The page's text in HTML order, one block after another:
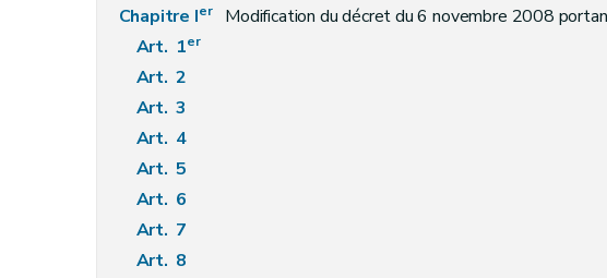
Chapitre Ier
Modification du décret du 6 novembre 2008 portant
Art. 1er
Art. 2
Art. 3
Art. 4
Art. 5
Art. 6
Art. 7
Art. 8